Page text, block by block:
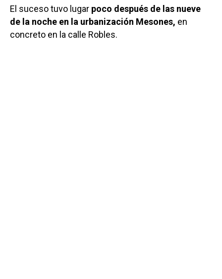
El suceso tuvo lugar poco después de las nueve
de la noche en la urbanización Mesones, en
concreto en la calle Robles.